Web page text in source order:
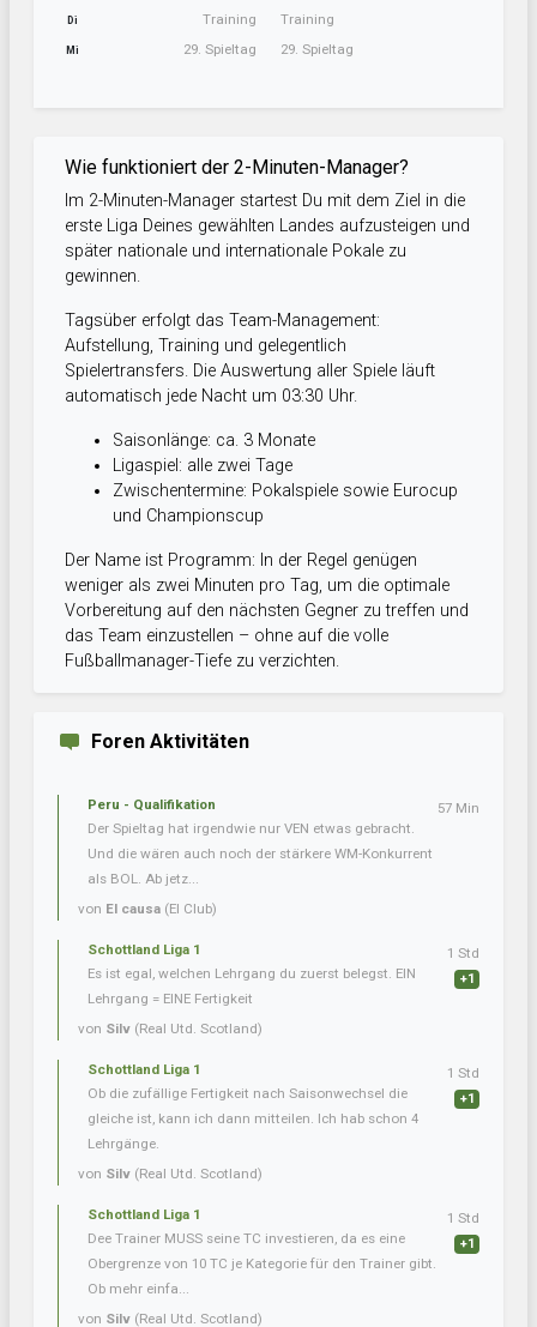
Di Training
Mi 29. Spieltag
Training
29. Spieltag
Wie funktioniert der 2-Minuten-Manager?
Im 2-Minuten-Manager startest Du mit dem Ziel in die
erste Liga Deines gewählten Landes aufzusteigen und
später nationale und internationale Pokale zu
gewinnen.
Tagsüber erfolgt das Team-Management:
Aufstellung, Training und gelegentlich
Spielertransfers. Die Auswertung aller Spiele läuft
automatisch jede Nacht um 03:30 Uhr.
Saisonlänge: ca. 3 Monate
Ligaspiel: alle zwei Tage
Zwischentermine: Pokalspiele sowie Eurocup
und Championscup
Der Name ist Programm: In der Regel genügen
weniger als zwei Minuten pro Tag, um die optimale
Vorbereitung auf den nächsten Gegner zu treffen und
das Team einzustellen – ohne auf die volle
Fußballmanager-Tiefe zu verzichten.
Foren Aktivitäten
Peru - Qualifikation
Der Spieltag hat irgendwie nur VEN etwas gebracht.
Und die wären auch noch der stärkere WM-Konkurrent
als BOL. Ab jetz...
von El causa (El Club)
57 Min
Schottland Liga 1
Es ist egal, welchen Lehrgang du zuerst belegst. EIN
Lehrgang = EINE Fertigkeit
von Silv (Real Utd. Scotland)
1 Std
+1
Schottland Liga 1
Ob die zufällige Fertigkeit nach Saisonwechsel die
gleiche ist, kann ich dann mitteilen. Ich hab schon 4
Lehrgänge.
von Silv (Real Utd. Scotland)
1 Std
+1
Schottland Liga 1
Dee Trainer MUSS seine TC investieren, da es eine
Obergrenze von 10 TC je Kategorie für den Trainer gibt.
Ob mehr einfa...
von Silv (Real Utd. Scotland)
1 Std
+1